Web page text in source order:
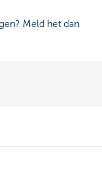
Meld het dan